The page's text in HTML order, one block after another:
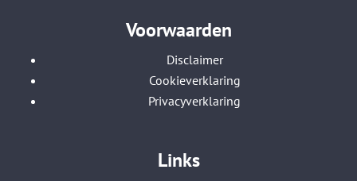
Voorwaarden
Disclaimer
Cookieverklaring
Privacyverklaring
Links